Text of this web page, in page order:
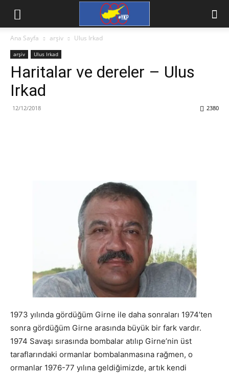
Ana Sayfa arşiv Ulus Irkad
arşiv Ulus Irkad
Haritalar ve dereler – Ulus
Irkad
12/12/2018 2380
1973 yılında gördüğüm Girne ile daha sonraları 1974’ten
sonra gördüğüm Girne arasında büyük bir fark vardır.
1974 Savaşı sırasında bombalar atılıp Girne’nin üst
taraflarındaki ormanlar bombalanmasına rağmen, o
ormanlar 1976-77 yılına geldiğimizde, artık kendi